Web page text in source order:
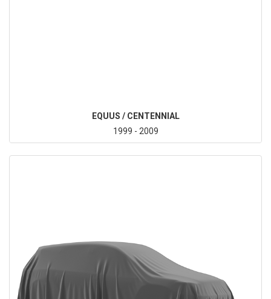
EQUUS / CENTENNIAL
1999 - 2009